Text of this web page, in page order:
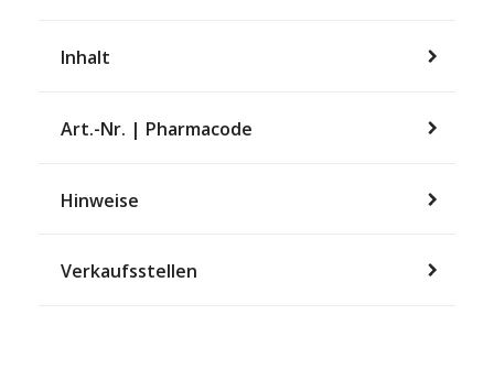
Inhalt
Art.-Nr. | Pharmacode
Hinweise
Verkaufsstellen